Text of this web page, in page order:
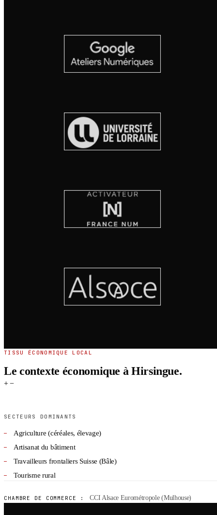
TISSU ÉCONOMIQUE LOCAL
Le contexte économique à Hirsingue.
+ −
SECTEURS DOMINANTS
Agriculture (céréales, élevage)
Artisanat du bâtiment
Travailleurs frontaliers Suisse (Bâle)
Tourisme rural
CHAMBRE DE COMMERCE : CCI Alsace Eurométropole (Mulhouse)